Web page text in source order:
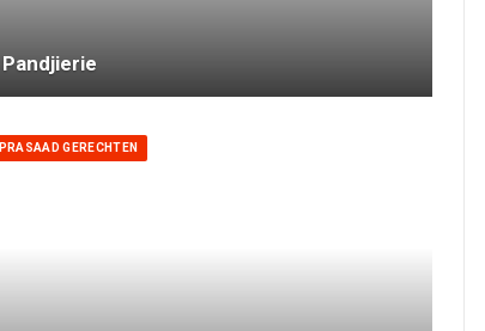
Pandjierie
PRASAAD GERECHTEN